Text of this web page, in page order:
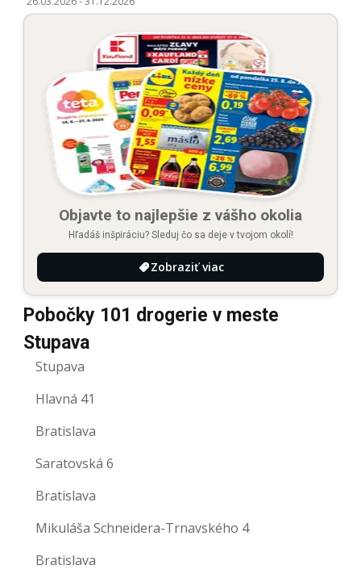
Objavte to najlepšie z vášho okolia
Hľadáš inšpiráciu? Sleduj čo sa deje v tvojom okolí!
Zobraziť viac
Pobočky 101 drogerie v meste
Stupava
Stupava
Hlavná 41
Bratislava
Saratovská 6
Bratislava
Mikuláša Schneidera-Trnavského 4
Bratislava